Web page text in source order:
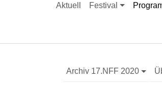
Aktuell Festival
Submenu for
Archiv 17.NFF 2020